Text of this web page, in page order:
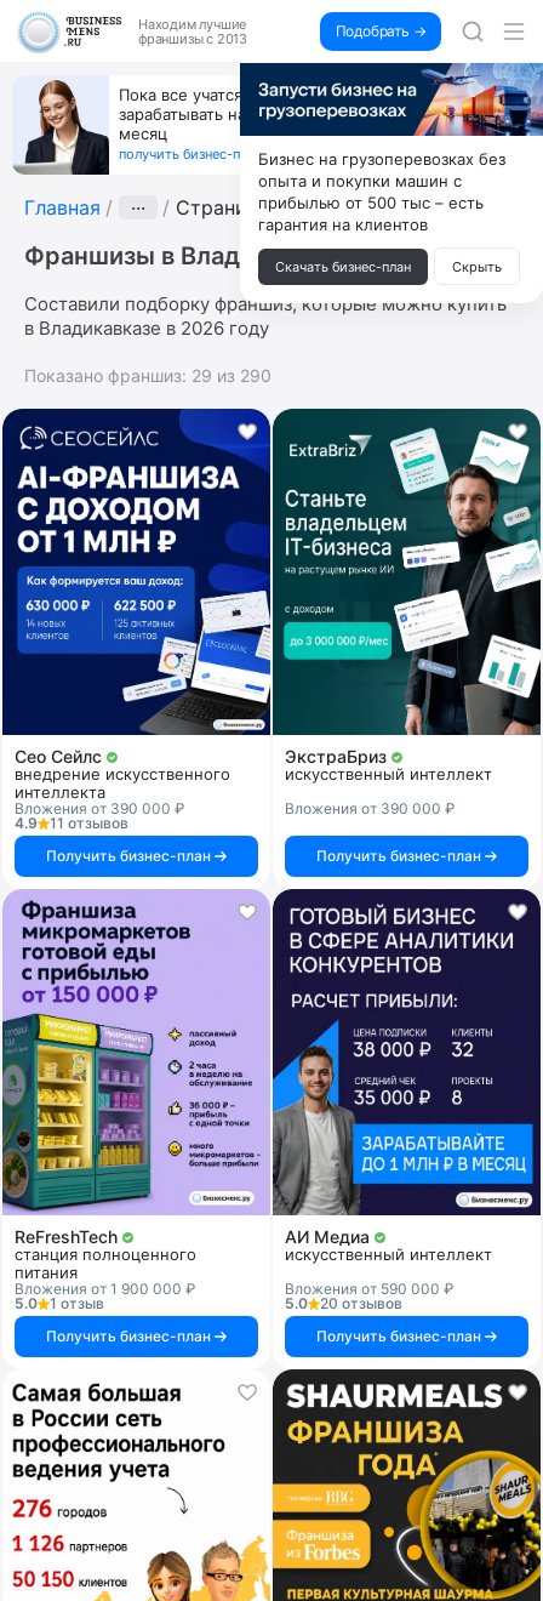
Находим лучшие
франшизы с 2013
Подобрать →
Пока все учатся пользоваться ИИ, вы можете
зарабатывать на их обучении по 500 тыс. каждый
месяц
получить бизнес-план ↓
Главная ··· Страница 2
Франшизы в Владикавказе
Составили подборку франшиз, которые можно купить
в Владикавказе в 2026 году
Показано франшиз: 29 из 290
Сео Сейлс
внедрение искусственного
интеллекта
Вложения от 390 000 ₽
4.9
11 отзывов
Получить бизнес-план
ЭкстраБриз
искусственный интеллект
Вложения от 390 000 ₽
Получить бизнес-план
ReFreshTech
станция полноценного
питания
Вложения от 1 900 000 ₽
5.0
1 отзыв
Получить бизнес-план
АИ Медиа
искусственный интеллект
Вложения от 590 000 ₽
5.0
20 отзывов
Получить бизнес-план
Бизнес на грузоперевозках без
опыта и покупки машин с
прибылью от 500 тыс – есть
гарантия на клиентов
Скачать бизнес-план Скрыть